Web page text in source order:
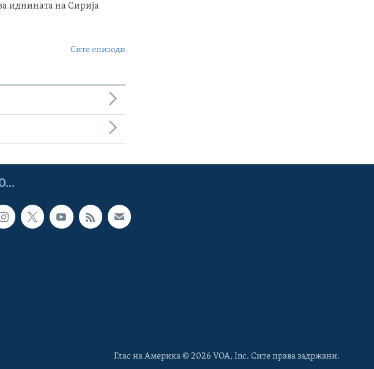
иднината на Сирија
Сите епизоди
Глас на Америка © 2026 VOA, Inc. Сите права задржани.